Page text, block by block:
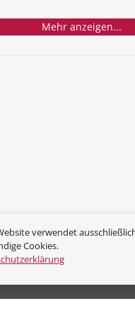
Mehr anzeigen...
verwendet
Cookies.